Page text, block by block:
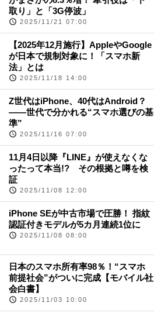
取り」と「3G停波」
2025/11/21 07:00
【2025年12月施行】AppleやGoogle
が日本で規制対象に！「スマホ新
法」とは
2025/11/18 14:00
Z世代はiPhone、40代はAndroid？
——世代で分かれる“スマホ選びの基
準”
2025/11/16 07:00
11月4日以降『LINE』が使えなくな
ったって本当!? その根拠と噂を検
証
2025/11/08 12:00
iPhone SEが中古市場で圧勝！ 指紋
認証付きモデルが5カ月連続1位に
2025/11/08 08:00
日本のスマホ所有率98％！“スマホ
前提社会”がついに完成【モバイル社
会白書】
2025/11/03 10:00